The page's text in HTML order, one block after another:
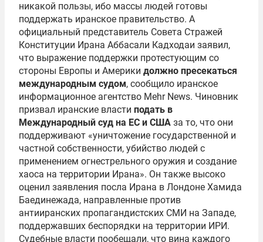
никакой пользы, ибо массы людей готовы
поддержать иранское правительство. А
официальный представитель Совета Стражей
Конституции Ирана Аббасали Кадходаи заявил,
что выражение поддержки протестующим со
стороны Европы и Америки должно пресекаться
международным судом, сообщило иранское
информационное агентство Mehr News. Чиновник
призвал иранские власти подать в
Международный суд на ЕС и США за то, что они
поддерживают «уничтожение государственной и
частной собственности, убийство людей с
применением огнестрельного оружия и создание
хаоса на территории Ирана». Он также высоко
оценил заявления посла Ирана в Лондоне Хамида
Баединежада, направленные против
антииранских пропагандистских СМИ на Западе,
поддержавших беспорядки на территории ИРИ.
Судебные власти пообещали, что вина каждого